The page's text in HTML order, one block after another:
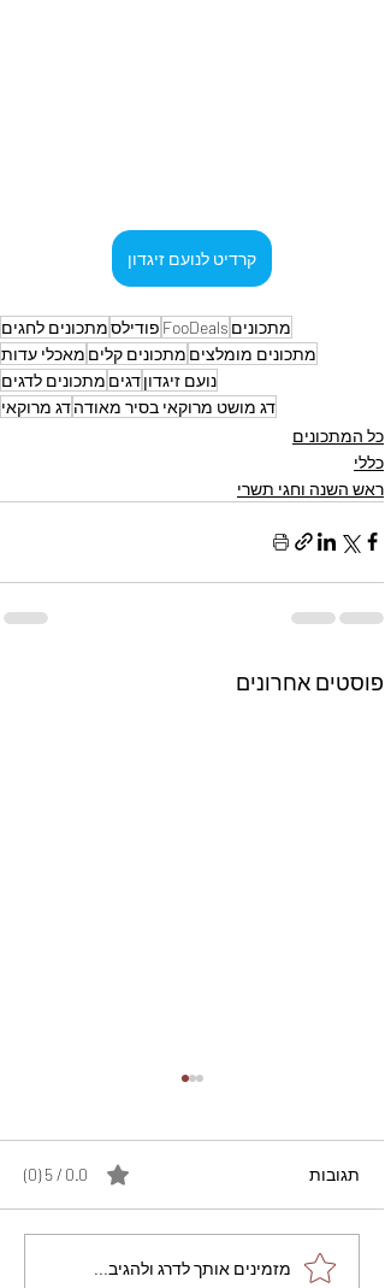
קרדיט לנועם זיגדון
מתכונים FooDeals פודילסמתכונים לחגים
מתכונים מומלצים מתכונים קלים מאכלי עדות
נועם זיגדוןדגים מתכונים לדגים
דג מושט מרוקאי בסיר מאודהדג מרוקאי
כל המתכונים
כללי
ראש השנה וחגי תשרי
פוסטים אחרונים
מתכון מנצח עוגת מייפל
תגובות 0.0 / 5 ‏(0)
מזמינים אותך לדרג ולהגיב...